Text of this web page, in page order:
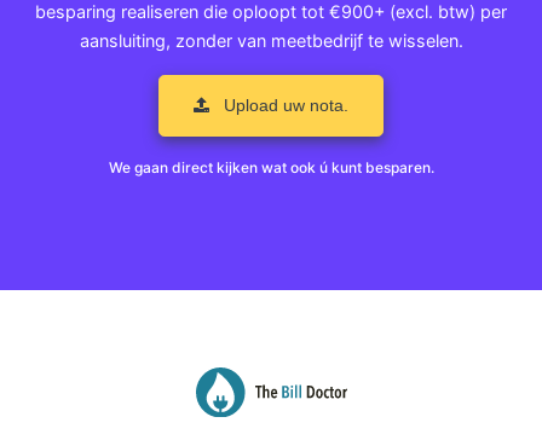
besparing realiseren die oploopt tot €900+ (excl. btw) per
aansluiting, zonder van meetbedrijf te wisselen.
Upload uw nota.
We gaan direct kijken wat ook ú kunt besparen.